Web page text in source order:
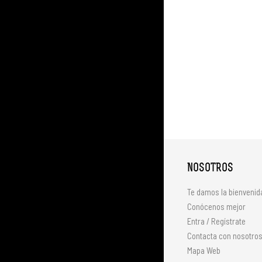
NOSOTROS
Te damos la
Conócenos mejor
Entra / Regístrate
Contacta con nosotros
Mapa Web